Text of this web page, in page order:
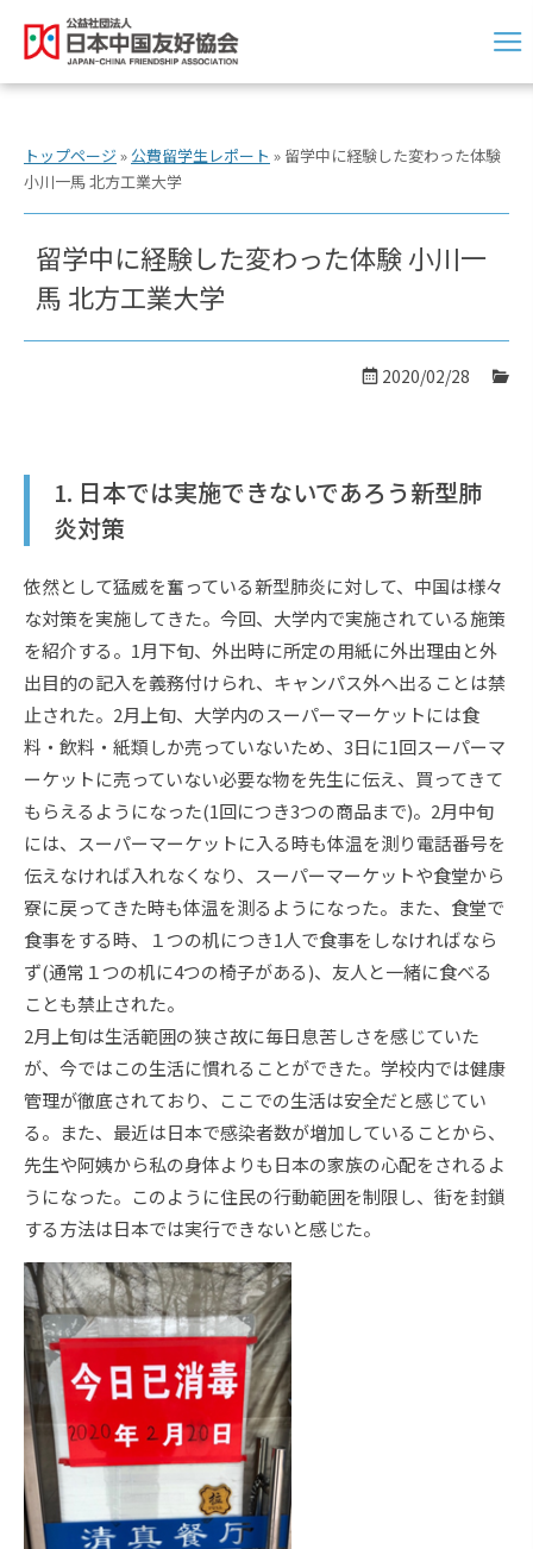
トップページ » 公費留学生レポート » 留学中に経験した変わった体験
小川一馬 北方工業大学
留学中に経験した変わった体験 小川一
馬 北方工業大学
2020/02/28
1. 日本では実施できないであろう新型肺
炎対策
依然として猛威を奮っている新型肺炎に対して、中国は様々
な対策を実施してきた。今回、大学内で実施されている施策
を紹介する。1月下旬、外出時に所定の用紙に外出理由と外
出目的の記入を義務付けられ、キャンパス外へ出ることは禁
止された。2月上旬、大学内のスーパーマーケットには食
料・飲料・紙類しか売っていないため、3日に1回スーパーマ
ーケットに売っていない必要な物を先生に伝え、買ってきて
もらえるようになった(1回につき3つの商品まで)。2月中旬
には、スーパーマーケットに入る時も体温を測り電話番号を
伝えなければ入れなくなり、スーパーマーケットや食堂から
寮に戻ってきた時も体温を測るようになった。また、食堂で
食事をする時、１つの机につき1人で食事をしなければなら
ず(通常１つの机に4つの椅子がある)、友人と一緒に食べる
ことも禁止された。
2月上旬は生活範囲の狭さ故に毎日息苦しさを感じていた
が、今ではこの生活に慣れることができた。学校内では健康
管理が徹底されており、ここでの生活は安全だと感じてい
る。また、最近は日本で感染者数が増加していることから、
先生や阿姨から私の身体よりも日本の家族の心配をされるよ
うになった。このように住民の行動範囲を制限し、街を封鎖
する方法は日本では実行できないと感じた。